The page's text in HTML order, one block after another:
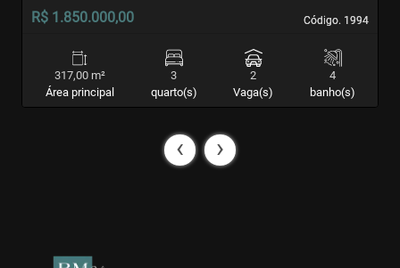
Código. 1994
Código. 1994
R$ 1.850.000,00
317,00 m²
Área principal
3
quarto(s)
2
Vaga(s)
4
banho(s)
‹ ›